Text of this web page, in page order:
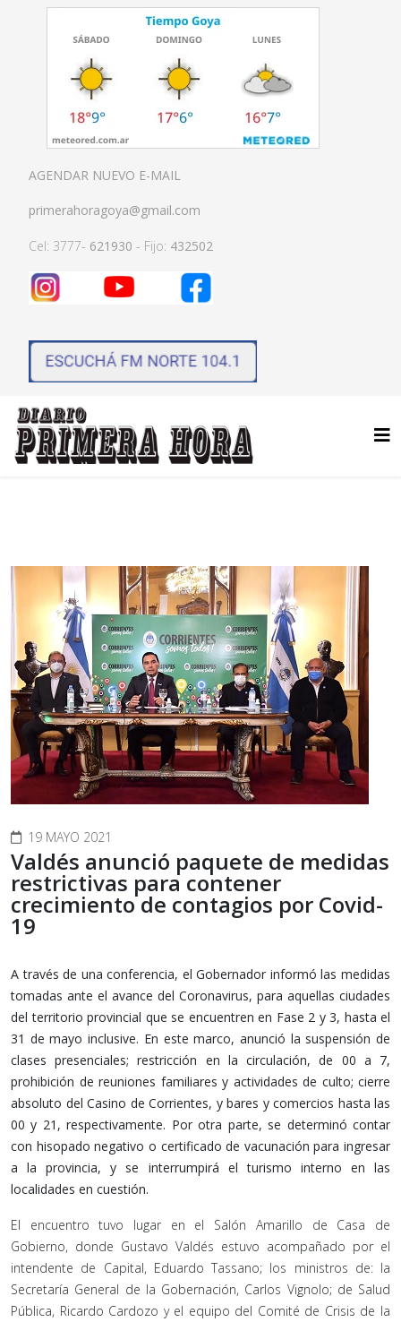
AGENDAR NUEVO E-MAIL
primerahoragoya@gmail.com
Cel: 3777- 621930 - Fijo: 432502
19 MAYO 2021
Valdés anunció paquete de medidas
restrictivas para contener
crecimiento de contagios por Covid-
19
A través de una conferencia, el Gobernador informó las medidas
tomadas ante el avance del Coronavirus, para aquellas ciudades
del territorio provincial que se encuentren en Fase 2 y 3, hasta el
31 de mayo inclusive. En este marco, anunció la suspensión de
clases presenciales; restricción en la circulación, de 00 a 7,
prohibición de reuniones familiares y actividades de culto; cierre
absoluto del Casino de Corrientes, y bares y comercios hasta las
00 y 21, respectivamente. Por otra parte, se determinó contar
con hisopado negativo o certificado de vacunación para ingresar
a la provincia, y se interrumpirá el turismo interno en las
localidades en cuestión.
El encuentro tuvo lugar en el Salón Amarillo de Casa de
Gobierno, donde Gustavo Valdés estuvo acompañado por el
intendente de Capital, Eduardo Tassano; los ministros de: la
Secretaría General de la Gobernación, Carlos Vignolo; de Salud
Pública, Ricardo Cardozo y el equipo del Comité de Crisis de la